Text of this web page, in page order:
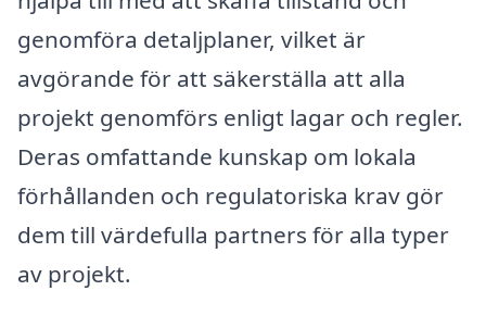
genomföra detaljplaner, vilket är
avgörande för att säkerställa att alla
projekt genomförs enligt lagar och regler.
Deras omfattande kunskap om lokala
förhållanden och regulatoriska krav gör
dem till värdefulla partners för alla typer
av projekt.